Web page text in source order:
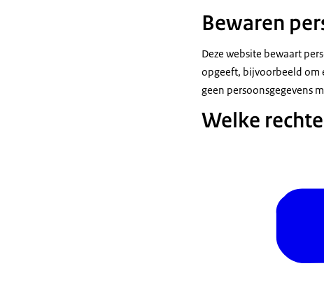
Bewaren
Deze website bewaart
opgeeft, bijvoorbeeld om
geen persoonsgegevens
Welke